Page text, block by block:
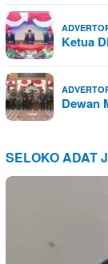
Ketua
Dewan
SELOKO ADAT